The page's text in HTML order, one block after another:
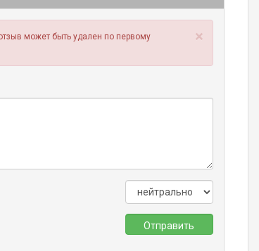
×
может быть удален по первому
Отправить